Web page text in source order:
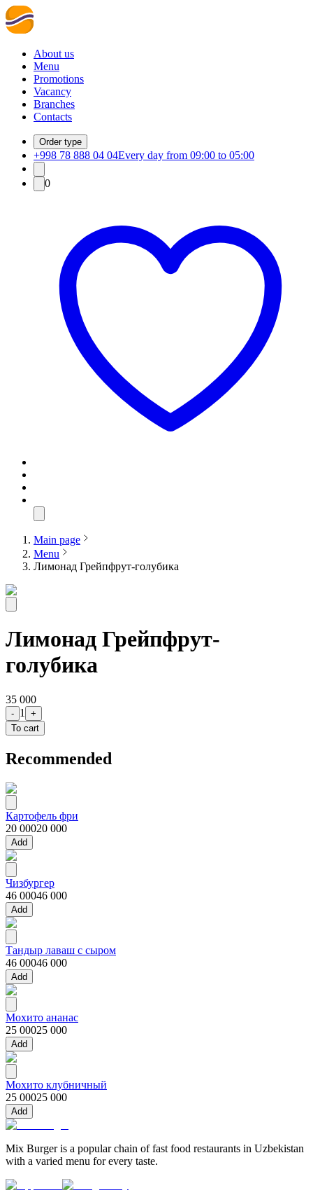
About us
Menu
Promotions
Vacancy
Branches
Contacts
Order type
+998 78 888 04 04Every day from 09:00 to 05:00
0
Main page
Menu
Лимонад Грейпфрут-голубика
Лимонад Грейпфрут-
голубика
35 000
- 1
+
To cart
Recommended
Картофель фри
20 00020 000
Add
Чизбургер
46 00046 000
Add
Тандыр лаваш с сыром
46 00046 000
Add
Мохито ананас
25 00025 000
Add
Мохито клубничный
25 00025 000
Add
Mix Burger is a popular chain of fast food restaurants in Uzbekistan
with a varied menu for every taste.